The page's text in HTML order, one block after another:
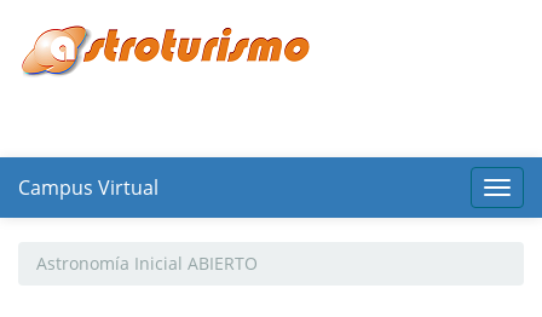
Campus Virtual
Astronomía Inicial ABIERTO